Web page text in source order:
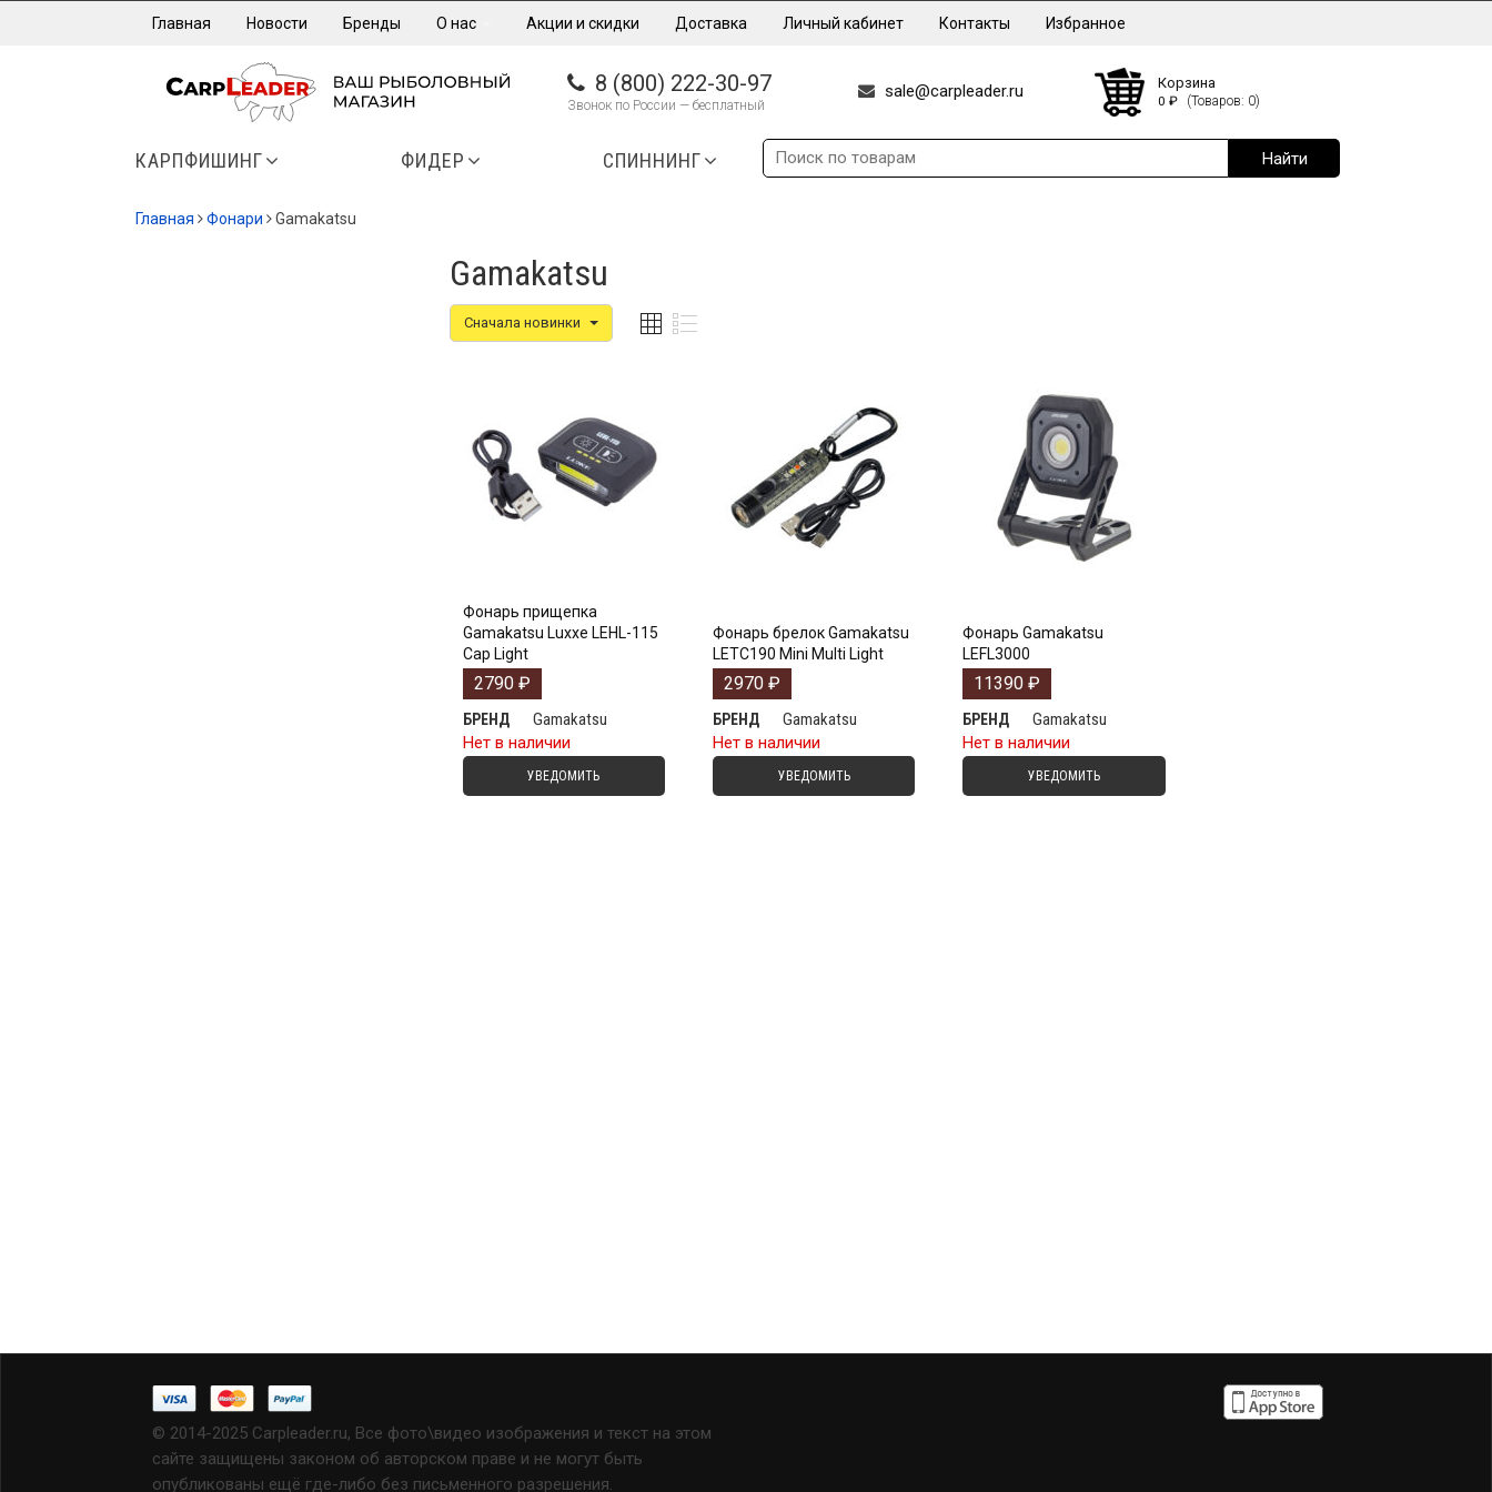
Главная Новости Бренды О нас Акции и скидки Доставка Личный кабинет Контакты Избранное
8 (800) 222-30-97
Звонок по России — бесплатный
sale@carpleader.ru Корзина
0 ₽ (Товаров: 0)
КАРПФИШИНГ ФИДЕР СПИННИНГ
Главная Фонари Gamakatsu
Gamakatsu
Сначала новинки
Фонарь прищепка
Gamakatsu Luxxe LEHL-115
Cap Light
2790 ₽
БРЕНД
Gamakatsu
Нет в наличии
УВЕДОМИТЬ
Фонарь брелок Gamakatsu
LETC190 Mini Multi Light
2970 ₽
БРЕНД
Gamakatsu
Нет в наличии
УВЕДОМИТЬ
Фонарь Gamakatsu
LEFL3000
11390₽
БРЕНД
Gamakatsu
Нет в наличии
УВЕДОМИТЬ
© 2014-2025 Carpleader.ru, Все фото\видео изображения и текст на этом
сайте защищены законом об авторском праве и не могут быть
опубликованы ещё где-либо без письменного разрешения.